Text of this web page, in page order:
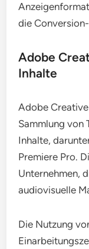
die
Adobe
Inhalte
Adobe
Sammlung von
Inhalte,
Premiere Pro.
Unternehmen,
audiovisuelle
Die Nutzung